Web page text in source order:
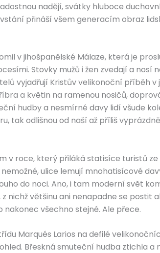
nadějí, svátky hluboce
přináší všem generacím obraz
v jihošpanělské Málaze, která je
Stovky mužů i žen zvedají a nosí
vyjadřují Kristův velikonoční příběh v
a květin na ramenou nosičů,
hudby a nesmírné davy lidí všude
tak odlišnou od naší až příliš
v roce, který přiláká statisíce turistů
ulice lemují mnohatisícové
do noci. Ano, i tam moderní svět
většinu ani nenapadne se postit
nakonec všechno stejné. Ale přece.
Marqués Larios na defilé
Břeskná smuteční hudba ztichla a